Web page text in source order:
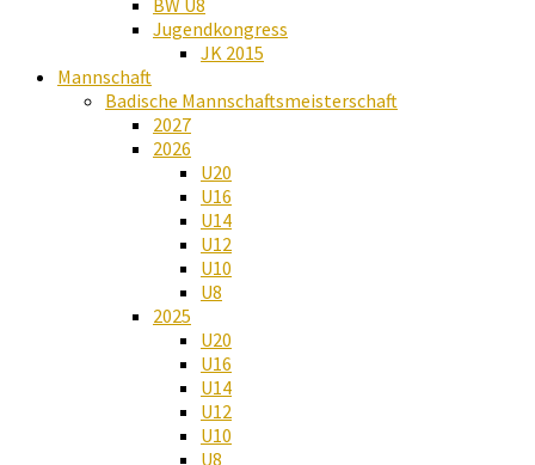
BW U8
Jugendkongress
JK 2015
Mannschaft
Badische Mannschaftsmeisterschaft
2027
2026
U20
U16
U14
U12
U10
U8
2025
U20
U16
U14
U12
U10
U8